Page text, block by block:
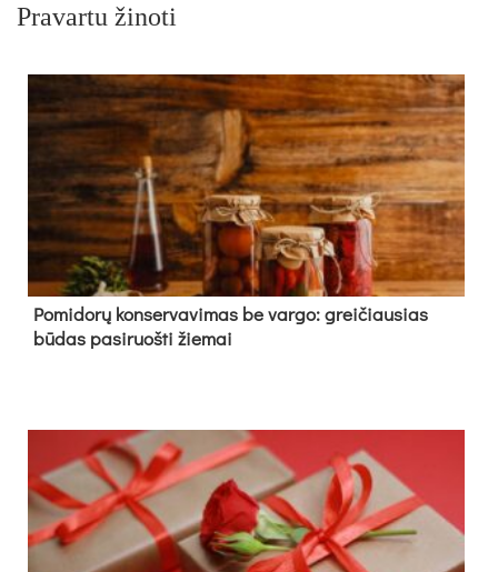
Pravartu žinoti
Pomidorų konservavimas be vargo: greičiausias
būdas pasiruošti žiemai